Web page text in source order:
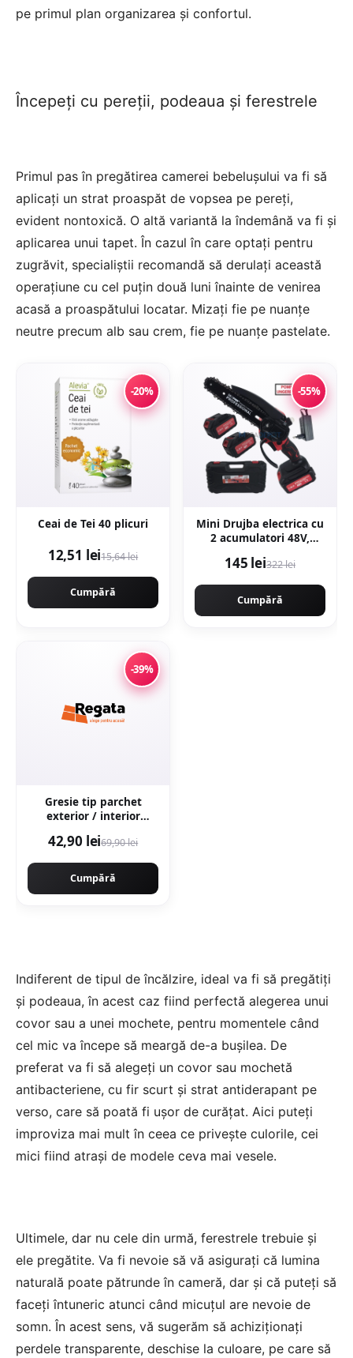
pe primul plan organizarea și confortul.
Începeți cu pereții, podeaua și ferestrele
Primul pas în pregătirea camerei bebelușului va fi să
aplicați un strat proaspăt de vopsea pe pereți,
evident nontoxică. O altă variantă la îndemână va fi și
aplicarea unui tapet. În cazul în care optați pentru
zugrăvit, specialiștii recomandă să derulați această
operațiune cu cel puțin două luni înainte de venirea
acasă a proaspătului locatar. Mizați fie pe nuanțe
neutre precum alb sau crem, fie pe nuanțe pastelate.
-20%
Ceai de Tei 40 plicuri
12,51 lei15,64 lei
Cumpără
-55%
Mini Drujba electrica cu
2 acumulatori 48V,
valiza transport,
145 lei322 lei
Cumpără
-39%
Gresie tip parchet
exterior / interior
60 cm mata portelanata42,90 lei69,90 lei
Cumpără
Indiferent de tipul de încălzire, ideal va fi să pregătiți
și podeaua, în acest caz fiind perfectă alegerea unui
covor sau a unei mochete, pentru momentele când
cel mic va începe să meargă de-a bușilea. De
preferat va fi să alegeți un covor sau mochetă
antibacteriene, cu fir scurt și strat antiderapant pe
verso, care să poată fi ușor de curățat. Aici puteți
improviza mai mult în ceea ce privește culorile, cei
mici fiind atrași de modele ceva mai vesele.
Ultimele, dar nu cele din urmă, ferestrele trebuie și
ele pregătite. Va fi nevoie să vă asigurați că lumina
naturală poate pătrunde în cameră, dar și că puteți să
faceți întuneric atunci când micuțul are nevoie de
somn. În acest sens, vă sugerăm să achiziționați
perdele transparente, deschise la culoare, pe care să